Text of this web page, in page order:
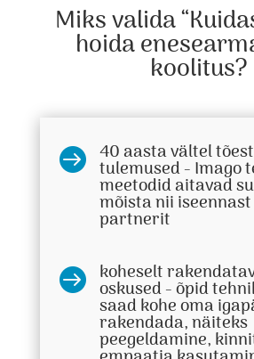
Miks valida
hoida
koolitus?
 40 aasta vältel
tulemused - Imago
meetodid aitavad
mõista nii
partnerit
 koheselt
oskused - õpid
saad kohe oma
rakendada, näiteks
peegeldamine,